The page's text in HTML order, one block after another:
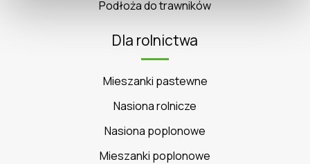
Podłoża do trawników
Dla rolnictwa
Mieszanki pastewne
Nasiona rolnicze
Nasiona poplonowe
Mieszanki poplonowe